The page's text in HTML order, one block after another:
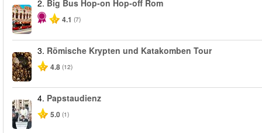
2. Big Bus Hop-on Hop-off Rom
4.1 (7)
3. Römische Krypten und Katakomben Tour
4.8 (12)
4. Papstaudienz
5.0 (1)